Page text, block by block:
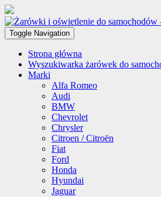
Toggle Navigation
Strona główna
Wyszukiwarka żarówek do
Marki
Alfa Romeo
Audi
BMW
Chevrolet
Chrysler
Citroen / Citroën
Fiat
Ford
Honda
Hyundai
Jaguar